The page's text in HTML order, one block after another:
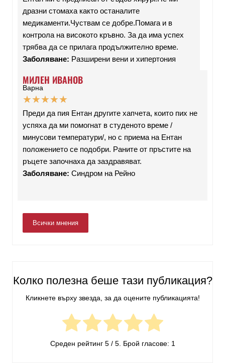
дразни стомаха както останалите
медикаменти.Чуствам се добре.Помага и в
контрола на високото кръвно. За да има успех
трябва да се прилага продължително време.
Заболяване: Разширени вени и хипертония
МИЛЕН ИВАНОВ
Варна
★★★★★
Преди да пия Ентан другите хапчета, които пих не
успяха да ми помогнат в студеното време /
минусови температури/, но с приема на Ентан
положението се подобри. Раните от пръстите на
ръцете започнаха да заздравяват.
Заболяване: Синдром на Рейно
Всички мнения
Колко полезна беше тази публикация?
Кликнете върху звезда, за да оцените публикацията!
Среден рейтинг 5/ 5. Брой гласове: 1